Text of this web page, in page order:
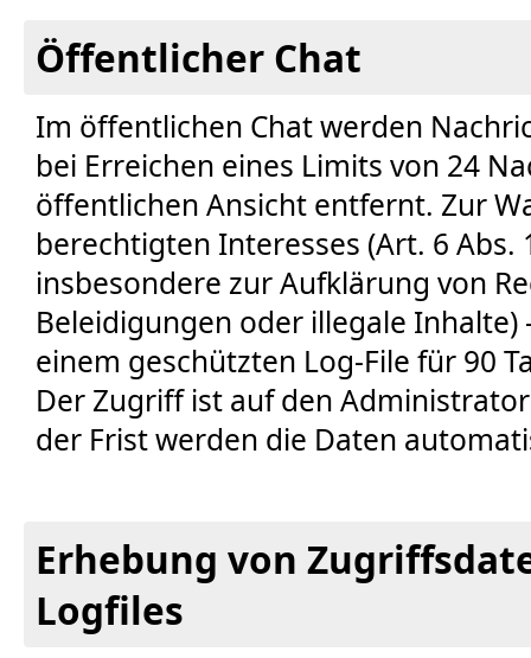
Öffentlicher Chat
Im öffentlichen Chat werden
bei Erreichen eines Limits von 24
öffentlichen Ansicht entfernt. Zur
berechtigten Interesses (Art. 6 Abs.
insbesondere zur Aufklärung von
Beleidigungen oder illegale
einem geschützten Log-File für 90
Der Zugriff ist auf den
der Frist werden die Daten
Erhebung von
Logfiles